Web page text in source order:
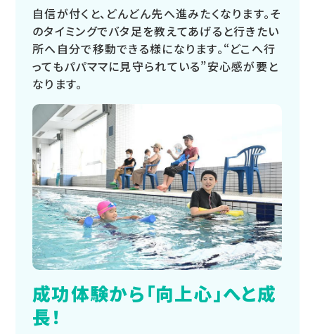
自信が付くと、どんどん先へ進みたくなります。そ
のタイミングでバタ足を教えてあげると行きたい
所へ自分で移動できる様になります。“どこへ行
ってもパパママに見守られている”安心感が要と
なります。
成功体験から「向上心」へと成
長！